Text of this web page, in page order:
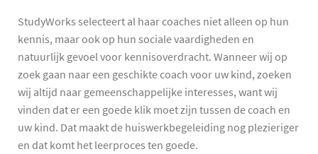
StudyWorks selecteert al haar coaches niet alleen op hun
kennis, maar ook op hun sociale vaardigheden en
natuurlijk gevoel voor kennisoverdracht. Wanneer wij op
zoek gaan naar een geschikte coach voor uw kind, zoeken
wij altijd naar gemeenschappelijke interesses, want wij
vinden dat er een goede klik moet zijn tussen de coach en
uw kind. Dat maakt de huiswerkbegeleiding nog plezieriger
en dat komt het leerproces ten goede.